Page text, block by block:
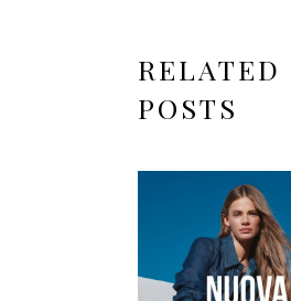
RELATED
POSTS